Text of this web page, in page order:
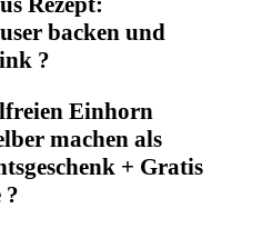
backen und
?